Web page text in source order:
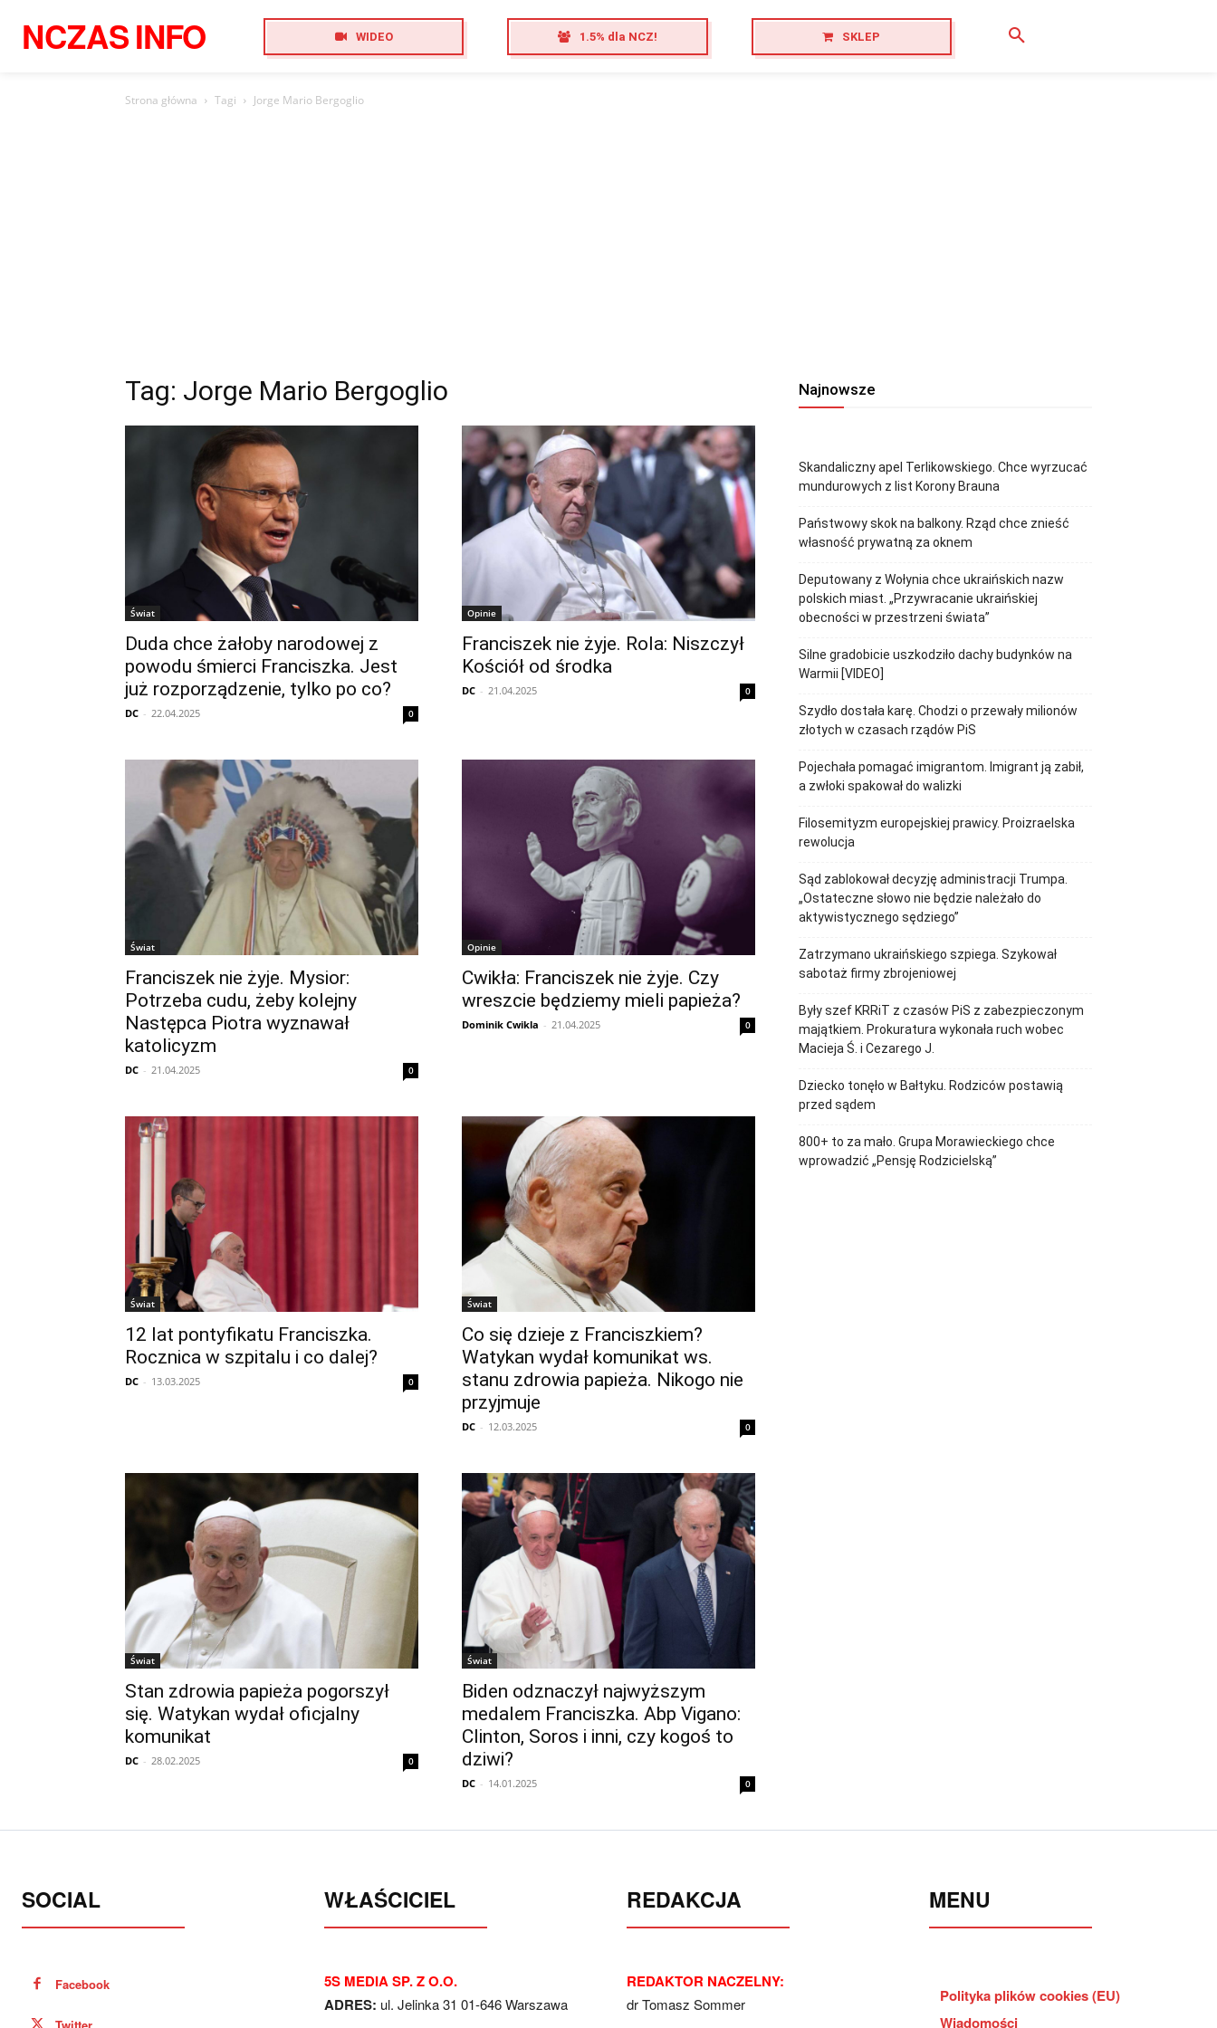
NCZASINFO WIDEO 1.5% dla NCZ! SKLEP
Strona główna Tagi Jorge Mario Bergoglio
Tag: Jorge Mario Bergoglio
Świat
Duda chce żałoby narodowej z
powodu śmierci Franciszka. Jest
już rozporządzenie, tylko po co?
DC - 22.04.2025 0
Opinie
Franciszek nie żyje. Rola: Niszczył
Kościół od środka
DC - 21.04.2025 0
Świat
Franciszek nie żyje. Mysior:
Potrzeba cudu, żeby kolejny
Następca Piotra wyznawał
katolicyzm
DC - 21.04.2025 0
Opinie
Cwikła: Franciszek nie żyje. Czy
wreszcie będziemy mieli papieża?
Dominik Cwikla - 21.04.2025 0
Świat
12 lat pontyfikatu Franciszka.
Rocznica w szpitalu i co dalej?
DC - 13.03.2025 0
Świat
Co się dzieje z Franciszkiem?
Watykan wydał komunikat ws.
stanu zdrowia papieża. Nikogo nie
przyjmuje
DC - 12.03.2025 0
Świat
Stan zdrowia papieża pogorszył
się. Watykan wydał oficjalny
komunikat
DC - 28.02.2025 0
Świat
Biden odznaczył najwyższym
medalem Franciszka. Abp Vigano:
Clinton, Soros i inni, czy kogoś to
dziwi?
DC - 14.01.2025 0
Najnowsze
Skandaliczny apel Terlikowskiego. Chce wyrzucać
mundurowych z list Korony Brauna
Państwowy skok na balkony. Rząd chce znieść
własność prywatną za oknem
Deputowany z Wołynia chce ukraińskich nazw
polskich miast. „Przywracanie ukraińskiej
obecności w przestrzeni świata”
Silne gradobicie uszkodziło dachy budynków na
Warmii [VIDEO]
Szydło dostała karę. Chodzi o przewały milionów
złotych w czasach rządów PiS
Pojechała pomagać imigrantom. Imigrant ją zabił,
a zwłoki spakował do walizki
Filosemityzm europejskiej prawicy. Proizraelska
rewolucja
Sąd zablokował decyzję administracji Trumpa.
„Ostateczne słowo nie będzie należało do
aktywistycznego sędziego”
Zatrzymano ukraińskiego szpiega. Szykował
sabotaż firmy zbrojeniowej
Były szef KRRiT z czasów PiS z zabezpieczonym
majątkiem. Prokuratura wykonała ruch wobec
Macieja Ś. i Cezarego J.
Dziecko tonęło w Bałtyku. Rodziców postawią
przed sądem
800+ to za mało. Grupa Morawieckiego chce
wprowadzić „Pensję Rodzicielską”
SOCIAL
Facebook
WŁAŚCICIEL
5S MEDIA SP. Z O.O.
ADRES: ul. Jelinka 31 01-646 Warszawa
REDAKCJA
REDAKTOR NACZELNY:
dr Tomasz Sommer
MENU
Polityka plików cookies (EU)
Wiadomości